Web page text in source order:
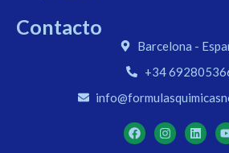
Contacto
Barcelona -
+34